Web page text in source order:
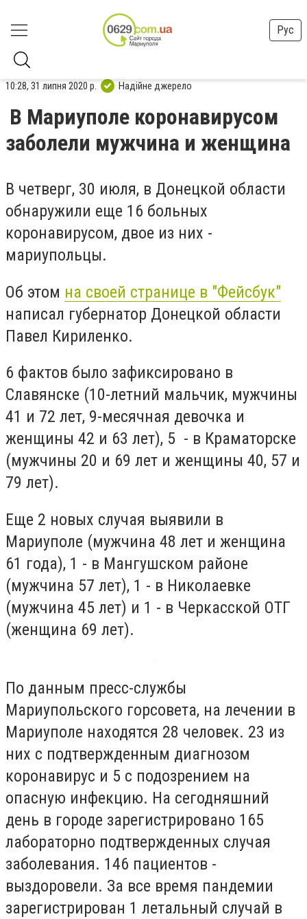
Рус
10:28, 31 липня 2020 р. Надійне джерело
В Мариуполе коронавирусом
заболели мужчина и женщина
В четверг, 30 июля, в Донецкой области
обнаружили еще 16 больных
коронавирусом, двое из них -
мариупольцы.
Об этом на своей странице в "Фейсбук"
написал губернатор Донецкой области
Павел Кириленко.
6 фактов было зафиксировано в
Славянске (10-летний мальчик, мужчины
41 и 72 лет, 9-месячная девочка и
женщины 42 и 63 лет), 5 - в Краматорске
(мужчины 20 и 69 лет и женщины 40, 57 и
79 лет).
Еще 2 новых случая выявили в
Мариуполе (мужчина 48 лет и женщина
61 года), 1 - в Мангушском районе
(мужчина 57 лет), 1 - в Николаевке
(мужчина 45 лет) и 1 - в Черкасской ОТГ
(женщина 69 лет).
По данным пресс-службы
Мариупольского горсовета, на лечении в
Мариуполе находятся 28 человек. 23 из
них с подтвержденным диагнозом
коронавирус и 5 с подозрением на
опасную инфекцию. На сегодняшний
день в городе зарегистрировано 165
лабораторно подтвержденных случая
заболевания. 146 пациентов -
выздоровели. За все время пандемии
зарегистрирован 1 летальный случай в